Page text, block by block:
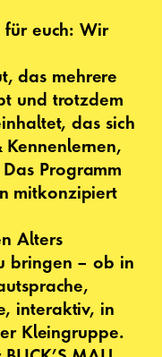
euch: Wir
das mehrere
und trotzdem
das sich
Programm
mitkonzipiert
Alters
bringen – ob in
interaktiv, in
Kleingruppe.